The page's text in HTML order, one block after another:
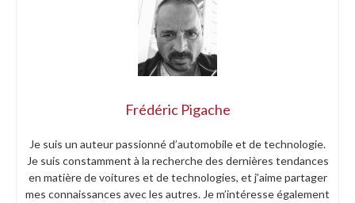
Frédéric Pigache
Je suis un auteur passionné d’automobile et de technologie.
Je suis constamment à la recherche des dernières tendances
en matière de voitures et de technologies, et j’aime partager
mes connaissances avec les autres. Je m’intéresse également